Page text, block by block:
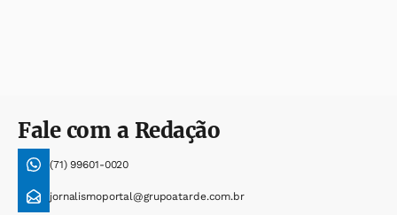
Fale com a Redação
(71) 99601-0020
jornalismoportal@grupoatarde.com.br